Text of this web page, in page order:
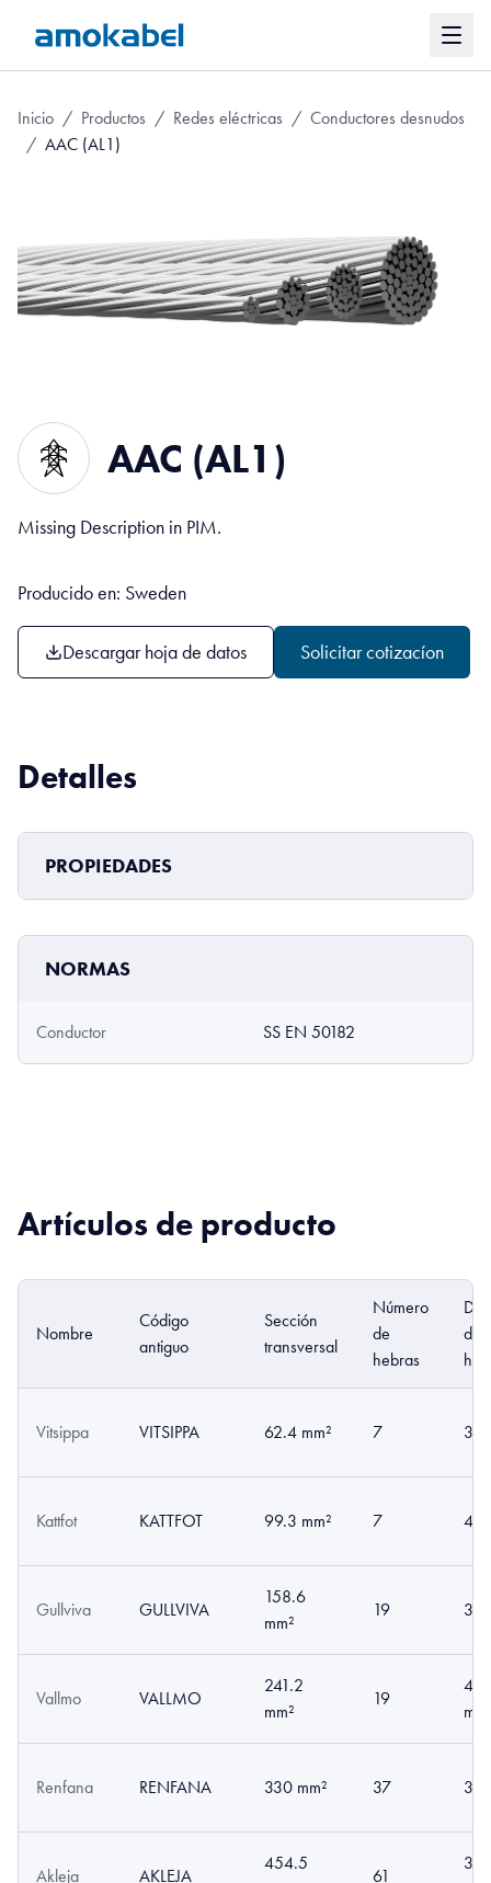
Inicio / Productos / Redes eléctricas / Conductores desnudos
/ AAC (AL1)
AAC (AL1)
Missing Description in PIM.
Producido en: Sweden
Descargar hoja de datos Solicitar cotizacíon
Detalles
PROPIEDADES
NORMAS
Conductor SS EN 50182
Artículos de producto
Nombre
Código
antiguo
Sección
transversal
Número
de
hebras
de
Vitsippa VITSIPPA 62.4 mm² 7
Kattfot KATTFOT 99.3 mm² 7
Gullviva GULLVIVA
158.6
mm²
19
Vallmo VALLMO
241.2
mm²
19
mm
Renfana RENFANA 330 mm² 37
Akleja AKLEJA
454.5
61